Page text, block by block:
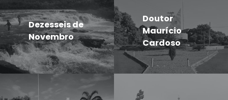
Dezesseis de
Novembro
Doutor
Maurício
Cardoso